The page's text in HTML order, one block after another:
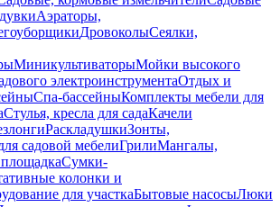
Аэраторы,
ДровоколыСеялки,
МиникультиваторыМойки высокого
электроинструментаОтдых и
Спа-бассейныКомплекты мебели для
Стулья, кресла для садаКачели
РаскладушкиЗонты,
садовой мебелиГрилиМангалы,
Сумки-
колонки и
для участкаБытовые насосыЛюки